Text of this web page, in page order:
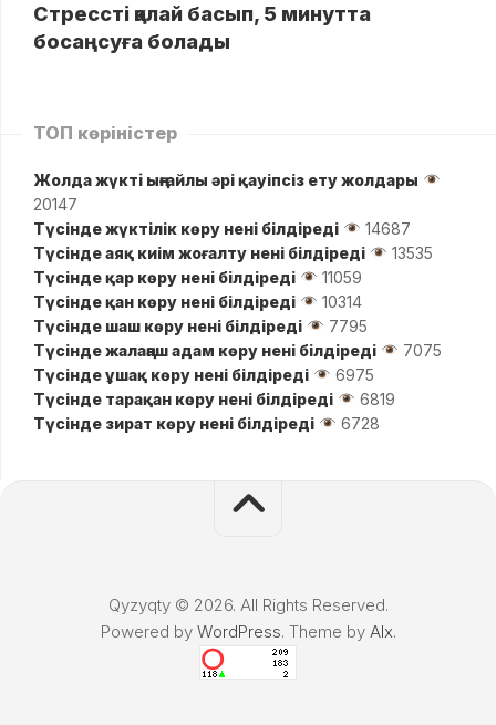
Стрессті қалай басып, 5 минутта
босаңсуға болады
ТОП көріністер
Жолда жүктi ыңғайлы әрі қауіпсіз ету жолдары
20147
Түсінде жүктілік көру нені білдіреді
14687
Түсінде аяқ киім жоғалту нені білдіреді
13535
Түсінде қар көру нені білдіреді
11059
Түсінде қан көру нені білдіреді
10314
Түсінде шаш көру нені білдіреді
7795
Түсінде жалаңаш адам көру нені білдіреді
7075
Түсінде ұшақ көру нені білдіреді
6975
Түсінде тарақан көру нені білдіреді
6819
Түсінде зират көру нені білдіреді
6728
Qyzyqty © 2026. All Rights Reserved.
Powered by WordPress. Theme by Alx.